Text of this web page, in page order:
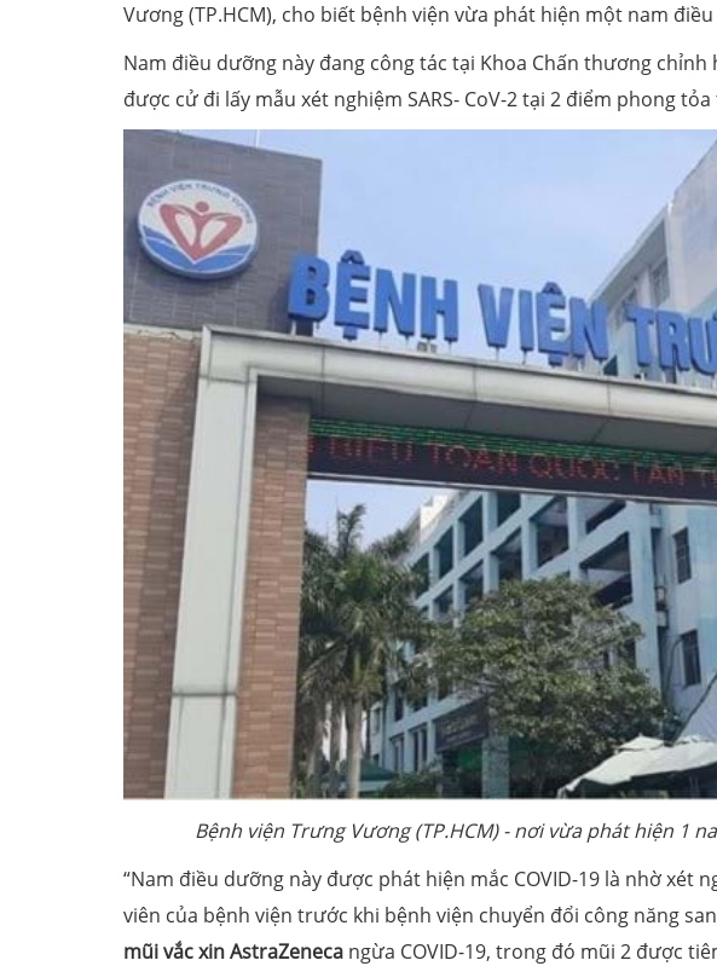
Vương (TP.HCM), cho biết bệnh viện vừa phát hiện một nam điều
Nam điều dưỡng này đang công tác tại Khoa Chấn thương
được cử đi lấy mẫu xét nghiệm SARS- CoV-2 tại 2 điểm phong
Bệnh viện Trưng Vương (TP.HCM) - nơi vừa phát hiện 1
“Nam điều dưỡng này được phát hiện mắc COVID-19 là nhờ xét
viên của bệnh viện trước khi bệnh viện chuyển đổi công năng
mũi vắc xin AstraZeneca ngừa COVID-19, trong đó mũi 2 được